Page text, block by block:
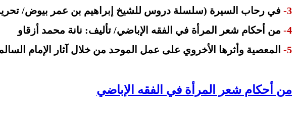
3- في رحاب السيرة (سلسلة دروس للشيخ إبراهيم بن عمر بيوض/
4- من أحكام شعر المرأة في الفقه الإباضي/ تأليف: نانة محمد أزقاو
5-
المعصية وأثرها الأخروي على عمل الموحد من خلال آثار الإمام
من أحكام شعر المرأة في الفقه الإباضي